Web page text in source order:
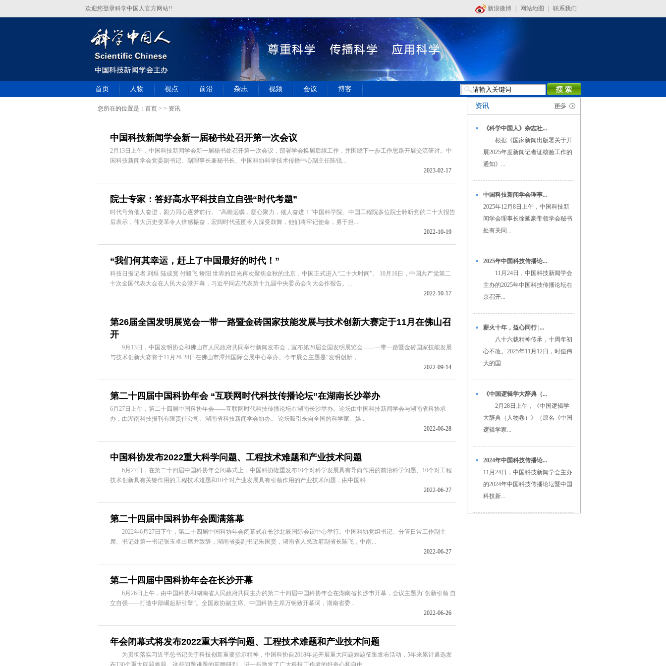
欢迎您登录科学中国人官方网站!! 新浪微博 网站地图 联系我们
首页 人物 视点 前沿 杂志 视频 会议 博客
您所在的位置是： 首页 > > 资讯
中国科技新闻学会新一届秘书处召开第一次会议
2月13日上午，中国科技新闻学会新一届秘书处召开第一次会议，部署学会换届后续工作，并围绕下一步工作思路开展交流研讨。中
国科技新闻学会党委副书记、副理事长兼秘书长、中国科协科学技术传播中心副主任陈锐...
2023-02-17
院士专家：答好高水平科技自立自强“时代考题”
时代号角催人奋进，勠力同心逐梦前行。 “高瞻远瞩，凝心聚力，催人奋进！”中国科学院、中国工程院多位院士聆听党的二十大报告
后表示，伟大历史变革令人倍感振奋，宏阔时代蓝图令人深受鼓舞，他们将牢记使命，勇于担...
2022-10-19
“我们何其幸运，赶上了中国最好的时代！”
科技日报记者 刘垠 陆成宽 付毅飞 矫阳 世界的目光再次聚焦金秋的北京，中国正式进入“二十大时间”。 10月16日，中国共产党第二
十次全国代表大会在人民大会堂开幕，习近平同志代表第十九届中央委员会向大会作报告。...
2022-10-17
第26届全国发明展览会一带一路暨金砖国家技能发展与技术创新大赛定于11月在佛山召
开
9月13日，中国发明协会和佛山市人民政府共同举行新闻发布会，宣布第26届全国发明展览会——一带一路暨金砖国家技能发展
与技术创新大赛将于11月26-28日在佛山市潭州国际会展中心举办。今年展会主题是“发明创新，...
2022-09-14
第二十四届中国科协年会 “互联网时代科技传播论坛”在湖南长沙举办
6月27日上午，第二十四届中国科协年会——互联网时代科技传播论坛在湖南长沙举办。论坛由中国科技新闻学会与湖南省科协承
办，由湖南科技报刊有限责任公司、湖南省科技新闻学会协办。 论坛吸引来自全国的科学家、媒...
2022-06-28
中国科协发布2022重大科学问题、工程技术难题和产业技术问题
6月27日，在第二十四届中国科协年会闭幕式上，中国科协隆重发布10个对科学发展具有导向作用的前沿科学问题、10个对工程
技术创新具有关键作用的工程技术难题和10个对产业发展具有引领作用的产业技术问题，由中国科...
2022-06-27
第二十四届中国科协年会圆满落幕
2022年6月27日下午，第二十四届中国科协年会闭幕式在长沙北辰国际会议中心举行。中国科协党组书记、分管日常工作副主
席、书记处第一书记张玉卓出席并致辞，湖南省委副书记朱国贤，湖南省人民政府副省长陈飞，中南...
2022-06-27
第二十四届中国科协年会在长沙开幕
6月26日上午，由中国科协和湖南省人民政府共同主办的第二十四届中国科协年会在湖南省长沙市开幕，会议主题为“创新引领 自
立自强——打造中部崛起新引擎”。全国政协副主席、中国科协主席万钢致开幕词，湖南省委...
2022-06-26
年会闭幕式将发布2022重大科学问题、工程技术难题和产业技术问题
为贯彻落实习近平总书记关于科技创新重要指示精神，中国科协自2018年起开展重大问题难题征集发布活动，5年来累计遴选发
布130个重大问题难题。这些问题难题的前瞻研判，进一步激发了广大科技工作者的好奇心和自由...
资讯
《科学中国人》杂志社...
根据《国家新闻出版署关于开
展2025年度新闻记者证核验工作的
通知》...
中国科技新闻学会理事...
2025年12月8日上午，中国科技新
闻学会理事长徐延豪带领学会秘书
处有关同...
2025年中国科技传播论...
11月24日，中国科技新闻学会
主办的2025年中国科技传播论坛在
京召开...
薪火十年，益心同行 |...
八十六载精神传承，十周年初
心不改。2025年11月12日，时值伟
大的国...
《中国逻辑学大辞典（...
2月28日上午，《中国逻辑学
大辞典（人物卷）》（原名《中国
逻辑学家...
2024年中国科技传播论...
11月24日，中国科技新闻学会主办
的2024年中国科技传播论坛暨中国
科技新...